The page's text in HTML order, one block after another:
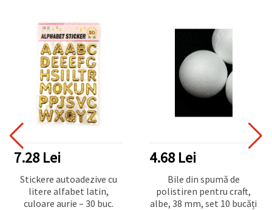
7.28 Lei
Stickere autoadezive cu
litere alfabet latin,
culoare aurie – 30 buc.
4.68 Lei
Bile din spumă de
polistiren pentru craft,
albe, 38 mm, set 10 bucăți